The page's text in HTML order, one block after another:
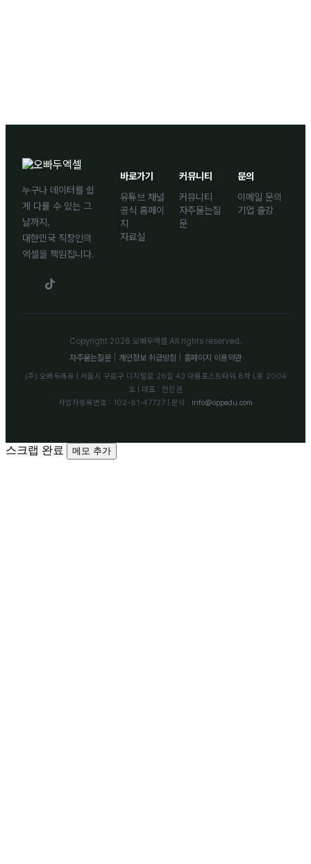
누구나 데이터를 쉽
게 다룰 수 있는 그
날까지.
대한민국 직장인의
엑셀을 책임집니다.
바로가기
유튜브 채널
공식 홈페이
지
자료실
커뮤니티
커뮤니티
자주묻는질
문
문의
이메일 문의
기업 출강
Copyright 2026 오빠두엑셀 All rights reserved.
자주묻는질문
개인정보 취급방침 홈페이지 이용약관
(주) 오빠두에듀 | 서울시 구로구 디지털로 26길 43 대륭포스트타워 8차 L동 2004
호 | 대표 : 전진권
사업자등록번호 : 102-81-47727 | 문의 : info@oppadu.com
스크랩 완료 메모 추가